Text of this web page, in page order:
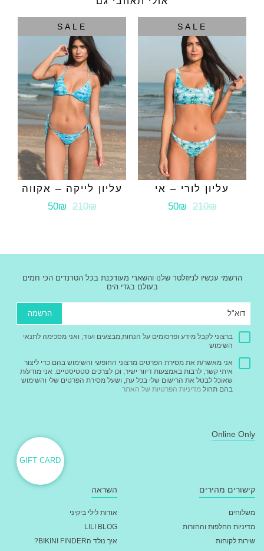
SALE
עליון לורי – אי
210₪
50₪
SALE
עליון לייקה – אקווה
210₪
50₪
הרשמי עכשיו לניוזלטר שלנו והשארי מעודכנת בכל הטרנדים הכי חמים
בעולם בגדי הים
הרשמה
ברצוני לקבל מידע ופרסומים על הנחות,מבצעים ועוד, ואני מסכימה לתנאי
השימוש
אני מאשר/ת את מסירת הפרטים מרצוני החופשי והשימוש בהם כדי ליצור
איתי קשר, לרבות באמצעות דיוור ישיר, וכן לצרכים סטטיסטיים. אני מודע/ת
שאוכל לבטל את הרישום שלי בכל עת, ושעל מסירת הפרטים שלי והשימוש
בהם תחול מדיניות הפרטיות של האתר
Online Only
GIFT CARD
קישורים מהירים
משלוחים
מדיניות החלפות והחזרות
שירות לקוחות
השראה
אודות לילי ביקיני
LILI BLOG
איך נולד הBIKINI FINDER?